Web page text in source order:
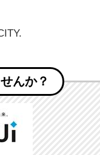
んか？